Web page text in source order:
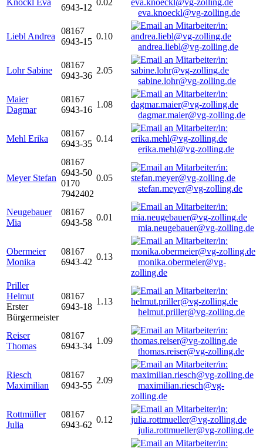
Knöckl Eva
6943-12
0.02
eva.knoeckl@vg-zolling.de
Liebl Andrea
08167
6943-15
0.10
andrea.liebl@vg-zolling.de
Lohr Sabine
08167
6943-36
2.05
sabine.lohr@vg-zolling.de
Maier
Dagmar
08167
6943-16
1.08
dagmar.maier@vg-zolling.de
Mehl Erika
08167
6943-35
0.14
erika.mehl@vg-zolling.de
Meyer Stefan
08167
6943-50
0170
7942402
0.05
stefan.meyer@vg-zolling.de
Neugebauer
Mia
08167
6943-58
0.01
mia.neugebauer@vg-zolling.de
Obermeier
Monika
08167
6943-42
0.13
monika.obermeier@vg-
zolling.de
Priller
Helmut
Erster
Bürgermeister
08167
6943-18
1.13
helmut.priller@vg-zolling.de
Reiser
Thomas
08167
6943-34
1.09
thomas.reiser@vg-zolling.de
Riesch
Maximilian
08167
6943-55
2.09
maximilian.riesch@vg-
zolling.de
Rottmüller
Julia
08167
6943-62
0.12
julia.rottmueller@vg-zolling.de